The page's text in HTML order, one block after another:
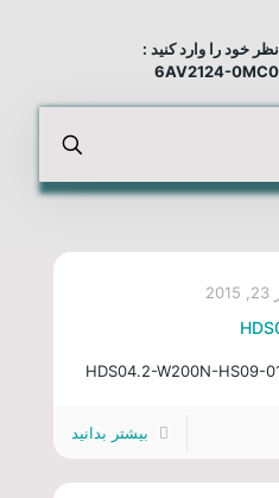
خود را وارد کنید :
بیشتر بدانید